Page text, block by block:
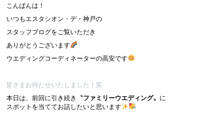
こんばんは！
いつもエスタシオン・デ・神戸の
スタッフブログをご覧いただき
ありがとうございます
ウエディングコーディネーターの高安です
皆さまお待たせいたしました！笑
本日は、前回に引き続き〝ファミリーウエディング〟に
スポットを当ててお話したいと思います